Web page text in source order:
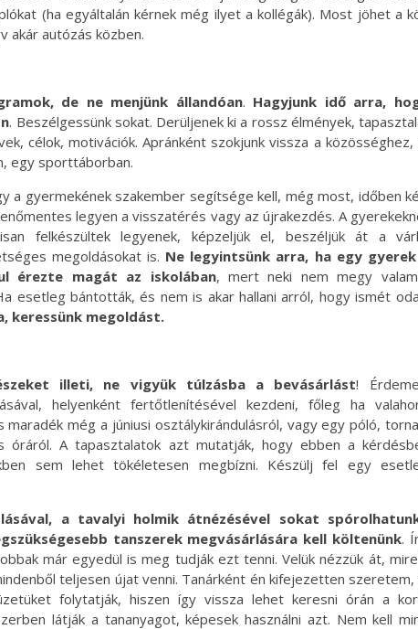
(ha egyáltalán kérnek még ilyet a kollégák). Most jöhet a
akár autózás közben.
de ne menjünk állandóan. Hagyjunk idő arra,
. Beszélgessünk sokat. Derüljenek ki a rossz élmények,
célok, motivációk. Apránként szokjunk vissza a közösséghez,
egy sporttáborban.
a gyermekének szakember segítsége kell, még most, időben
legyen a visszatérés vagy az újrakezdés. A
felkészültek legyenek, képzeljük el, beszéljük át a
megoldásokat is. Ne legyintsünk arra, ha egy
érezte magát az iskolában, mert neki nem megy
esetleg bántották, és nem is akar hallani arról, hogy ismét
keressünk megoldást.
illeti, ne vigyük túlzásba a bevásárlást!
helyenként fertőtlenítésével kezdeni, főleg ha
maradék még a júniusi osztálykirándulásról, vagy egy póló,
óráról. A tapasztalatok azt mutatják, hogy ebben a
sem lehet tökéletesen megbízni. Készülj fel egy
a tavalyi holmik átnézésével sokat
tanszerek megvásárlására kell költenünk.
már egyedül is meg tudják ezt tenni. Velük nézzük át,
teljesen újat venni. Tanárként én kifejezetten szeretem,
folytatják, hiszen így vissza lehet keresni órán a
látják a tananyagot, képesek használni azt. Nem kell